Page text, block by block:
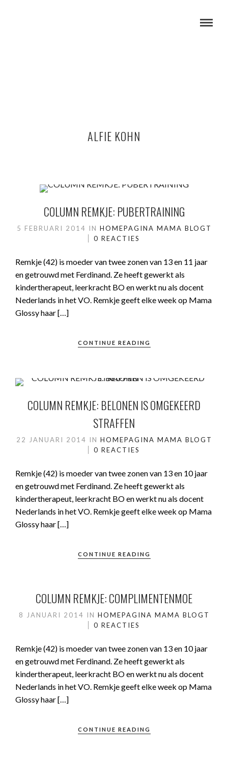
ALFIE KOHN
COLUMN REMKJE: PUBERTRAINING
5 FEBRUARI 2014 IN HOMEPAGINA MAMA BLOGT
0 REACTIES
Remkje (42) is moeder van twee zonen van 13 en 11 jaar
en getrouwd met Ferdinand. Ze heeft gewerkt als
kindertherapeut, leerkracht BO en werkt nu als docent
Nederlands in het VO. Remkje geeft elke week op Mama
Glossy haar […]
CONTINUE READING
COLUMN REMKJE: BELONEN IS OMGEKEERD
STRAFFEN
22 JANUARI 2014 IN HOMEPAGINA MAMA BLOGT
0 REACTIES
Remkje (42) is moeder van twee zonen van 13 en 10 jaar
en getrouwd met Ferdinand. Ze heeft gewerkt als
kindertherapeut, leerkracht BO en werkt nu als docent
Nederlands in het VO. Remkje geeft elke week op Mama
Glossy haar […]
CONTINUE READING
COLUMN REMKJE: COMPLIMENTENMOE
8 JANUARI 2014 IN HOMEPAGINA MAMA BLOGT
0 REACTIES
Remkje (42) is moeder van twee zonen van 13 en 10 jaar
en getrouwd met Ferdinand. Ze heeft gewerkt als
kindertherapeut, leerkracht BO en werkt nu als docent
Nederlands in het VO. Remkje geeft elke week op Mama
Glossy haar […]
CONTINUE READING